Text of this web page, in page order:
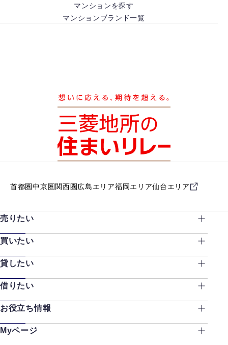
マンションを探す
マンションブランド一覧
首都圏中京圏関西圏広島エリア福岡エリア仙台エリア
売りたい
買いたい
貸したい
借りたい
お役立ち情報
Myページ